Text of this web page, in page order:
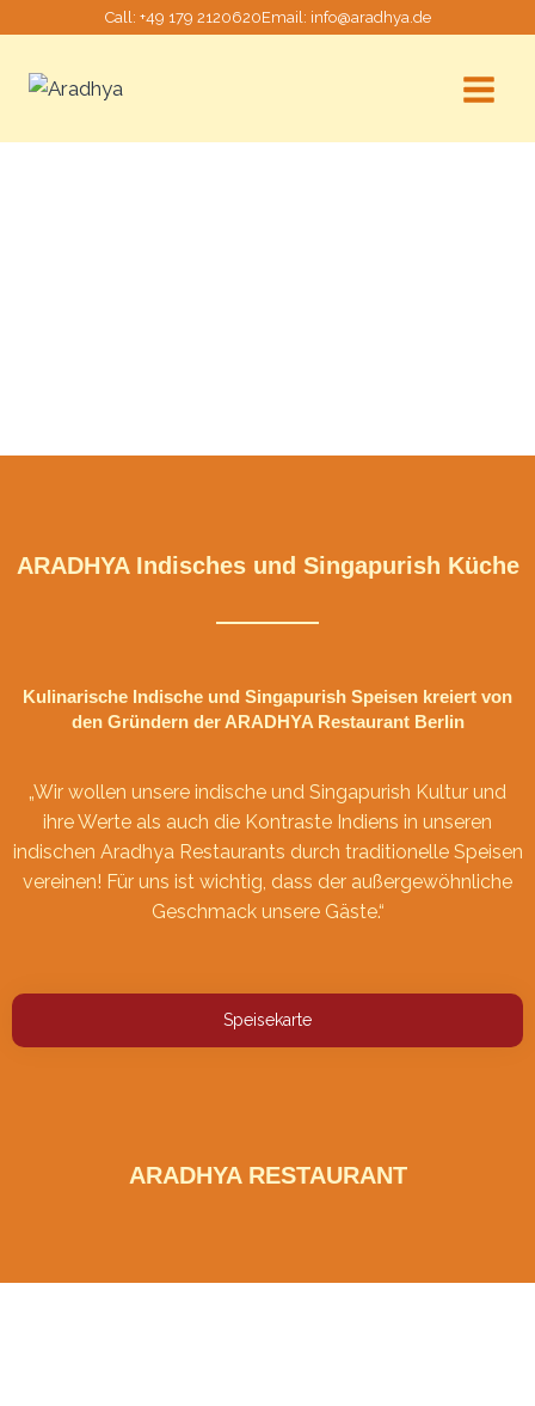
Call: +49 179 2120620Email: info@aradhya.de
ARADHYA RESTAURANT
ARADHYA Indisches und Singapurish Küche
Kulinarische Indische und Singapurish Speisen kreiert von
den Gründern der ARADHYA Restaurant Berlin
„Wir wollen unsere indische und Singapurish Kultur und
ihre Werte als auch die Kontraste Indiens in unseren
indischen Aradhya Restaurants durch traditionelle Speisen
vereinen! Für uns ist wichtig, dass der außergewöhnliche
Geschmack unsere Gäste.“
Speisekarte